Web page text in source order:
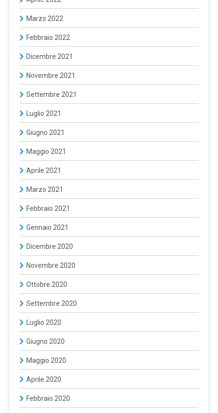
Marzo 2022
Febbraio 2022
Dicembre 2021
Novembre 2021
Settembre 2021
Luglio 2021
Giugno 2021
Maggio 2021
Aprile 2021
Marzo 2021
Febbraio 2021
Gennaio 2021
Dicembre 2020
Novembre 2020
Ottobre 2020
Settembre 2020
Luglio 2020
Giugno 2020
Maggio 2020
Aprile 2020
Febbraio 2020